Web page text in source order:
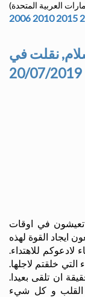
العربية المتحدة)
2006 2010 2015
نقلت في
20/07/2019
تعيشون في اوقات
ايجاد القوة لهذه
لادعوكم للاهتداء.
التي خلقتم لاجلها.
ان تلقى بعيدا.
القلب و كل شيء